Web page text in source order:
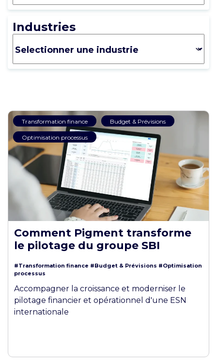
Industries
Transformation finance Budget & Prévisions
Optimisation processus
Comment Pigment transforme
le pilotage du groupe SBI
#Transformation finance #Budget & Prévisions #Optimisation
processus
Accompagner la croissance et moderniser le
pilotage financier et opérationnel d'une ESN
internationale